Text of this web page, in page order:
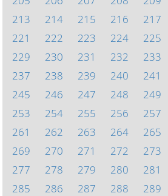
213
214 215 216 217
221
222 223 224 225
229
230 231 232 233
237
238 239 240 241
245
246 247 248 249
253
254 255 256 257
261
262 263 264 265
269
270 271 272 273
277
278 279 280 281
285
286 287 288 289